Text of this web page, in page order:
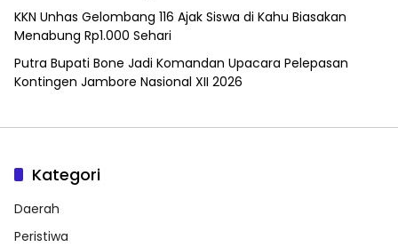
KKN Unhas Gelombang 116 Ajak Siswa di Kahu Biasakan
Menabung Rp1.000 Sehari
Putra Bupati Bone Jadi Komandan Upacara Pelepasan
Kontingen Jambore Nasional XII 2026
Kategori
Daerah
Peristiwa